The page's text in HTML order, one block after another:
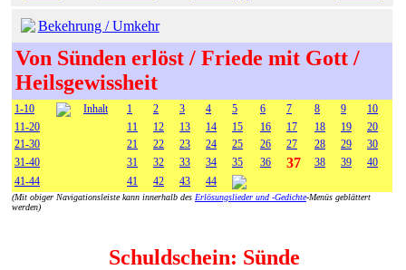
Bekehrung / Umkehr
Von Sünden erlöst / Friede mit Gott /
Heilsgewissheit
1-10 Inhalt 1 2 3 4 5 6 7 8 9
10
11-20
11 12 13 14 15 16 17 18 19
20
21-30
21 22 23 24 25 26 27 28 29
30
31-40
31 32 33 34 35 36 37 38 39
40
41-44
41 42 43 44
(Mit obiger Navigationsleiste kann innerhalb des Erlösungslieder und -Gedichte-Menüs geblättert
werden)
Schuldschein: Sünde